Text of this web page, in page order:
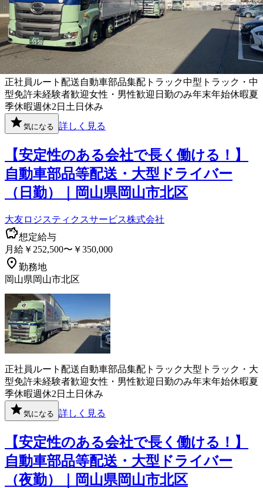
正社員 ルート配送自動車部品集配 トラック中型トラック・中
型免許未経験者歓迎女性・男性歓迎 日勤のみ年末年始休暇夏
季休暇週休2日 土日休み
気になる 詳しく見る
【安定性のある会社で長く働ける！】
自動車部品等配送・大型ドライバー
（日勤）｜岡山県岡山市北区
大友ロジスティクスサービス株式会社
想定給与
月給￥252,500〜￥350,000
勤務地
岡山県岡山市北区
正社員 ルート配送自動車部品集配 トラック大型トラック・大
型免許未経験者歓迎女性・男性歓迎 日勤のみ年末年始休暇夏
季休暇週休2日 土日休み
気になる 詳しく見る
【安定性のある会社で長く働ける！】
自動車部品等配送・大型ドライバー
（夜勤）｜岡山県岡山市北区